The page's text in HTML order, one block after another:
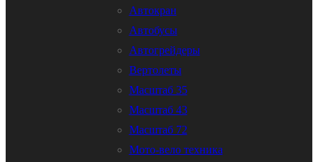
Автокран
Автобусы
Автогрейдеры
Вертолеты
Масштаб 35
Масштаб 43
Масштаб 72
Мото-вело техника